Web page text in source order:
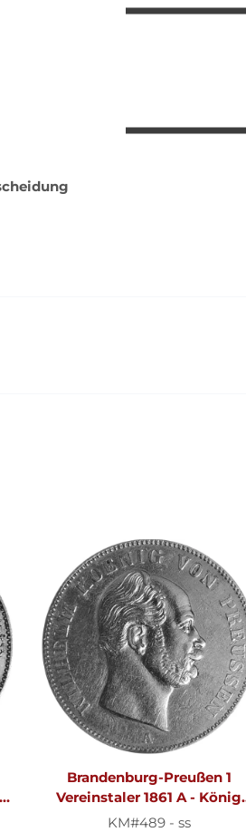
Brandenburg-Preußen 1
Vereinstaler 1861 A - König
Wilhelm I. 1861-1888, KM#489
KM#489 - ss